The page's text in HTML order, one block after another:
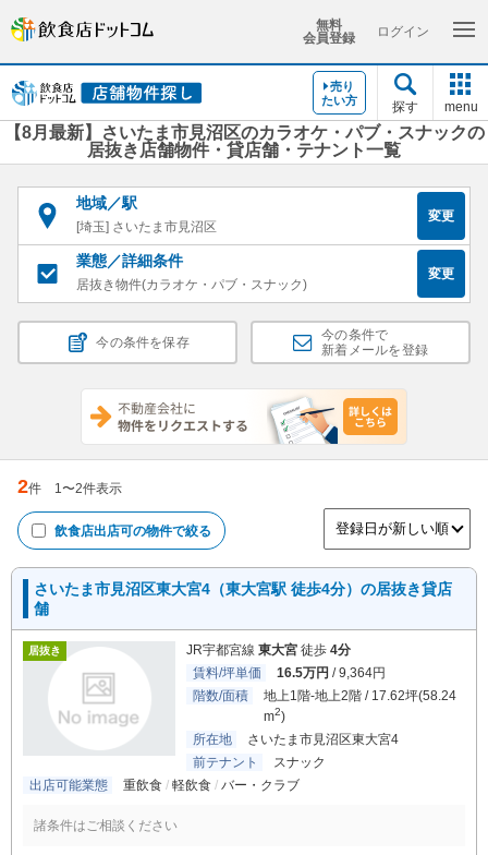
無料
会員登録
ログイン
売り
たい方
探す menu
【8月最新】さいたま市見沼区のカラオケ・パブ・スナックの
居抜き店舗物件・貸店舗・テナント一覧
地域／駅
[埼玉] さいたま市見沼区
変更
業態／詳細条件
居抜き物件(カラオケ・パブ・スナック)
変更
今の条件を保存
今の条件で
新着メールを登録
2件 1〜2件表示
飲食店出店可の物件で絞る
さいたま市見沼区東大宮4（東大宮駅 徒歩4分）の居抜き貸店
舗
居抜き JR宇都宮線 東大宮 徒歩 4分
賃料/坪単価
16.5万円 / 9,364円
階数/面積
地上1階-地上2階 / 17.62坪(58.24
m2)
所在地
さいたま市見沼区東大宮4
前テナント
スナック
出店可能業態
重飲食 軽飲食 バー・クラブ
諸条件はご相談ください